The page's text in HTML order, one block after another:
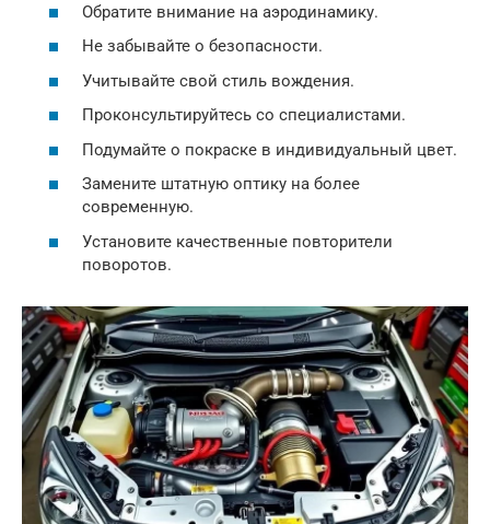
Обратите внимание на аэродинамику.
Не забывайте о безопасности.
Учитывайте свой стиль вождения.
Проконсультируйтесь со специалистами.
Подумайте о покраске в индивидуальный цвет.
Замените штатную оптику на более
современную.
Установите качественные повторители
поворотов.